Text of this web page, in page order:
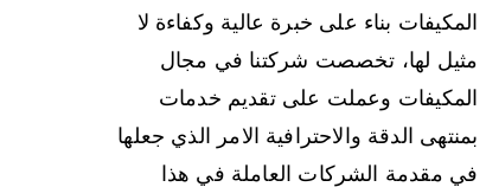
المكيفات بناء على خبرة عالية وكفاءة لا
مثيل لها، تخصصت شركتنا في مجال
المكيفات وعملت على تقديم خدمات
بمنتهى الدقة والاحترافية الامر الذي جعلها
في مقدمة الشركات العاملة في هذا